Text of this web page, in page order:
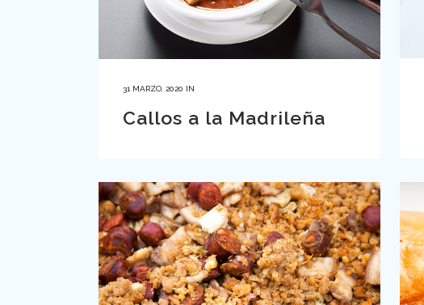
31 MARZO, 2020 IN
Callos a la Madrileña